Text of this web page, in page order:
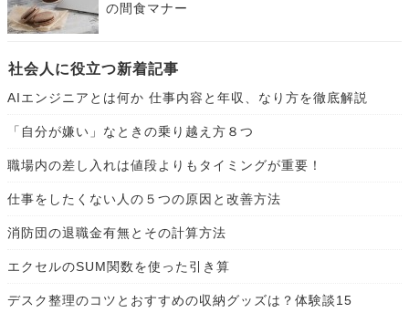
の間食マナー
社会人に役立つ新着記事
AIエンジニアとは何か 仕事内容と年収、なり方を徹底解説
「自分が嫌い」なときの乗り越え方８つ
職場内の差し入れは値段よりもタイミングが重要！
仕事をしたくない人の５つの原因と改善方法
消防団の退職金有無とその計算方法
エクセルのSUM関数を使った引き算
デスク整理のコツとおすすめの収納グッズは？体験談15